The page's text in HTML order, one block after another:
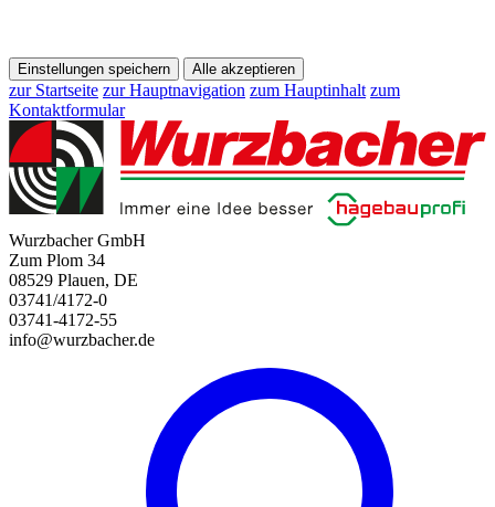
Einstellungen speichern Alle akzeptieren
zur Startseite zur Hauptnavigation zum Hauptinhalt zum
Kontaktformular
Wurzbacher GmbH
Zum Plom 34
08529 Plauen, DE
03741/4172-0
03741-4172-55
info@wurzbacher.de